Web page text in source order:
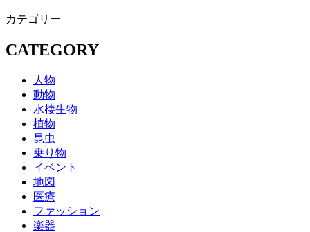
カテゴリー
CATEGORY
人物
動物
水棲生物
植物
昆虫
乗り物
イベント
地図
医療
ファッション
楽器